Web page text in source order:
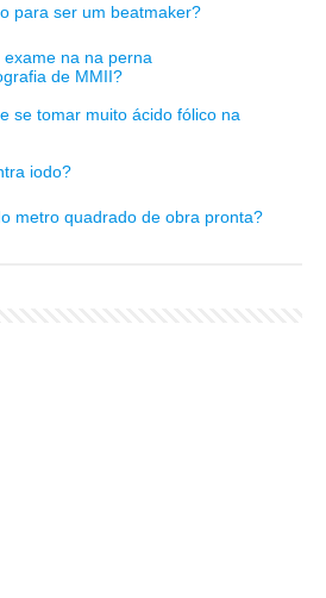
para ser um beatmaker?
na na perna
de MMII?
se tomar muito ácido fólico na
iodo?
metro quadrado de obra pronta?